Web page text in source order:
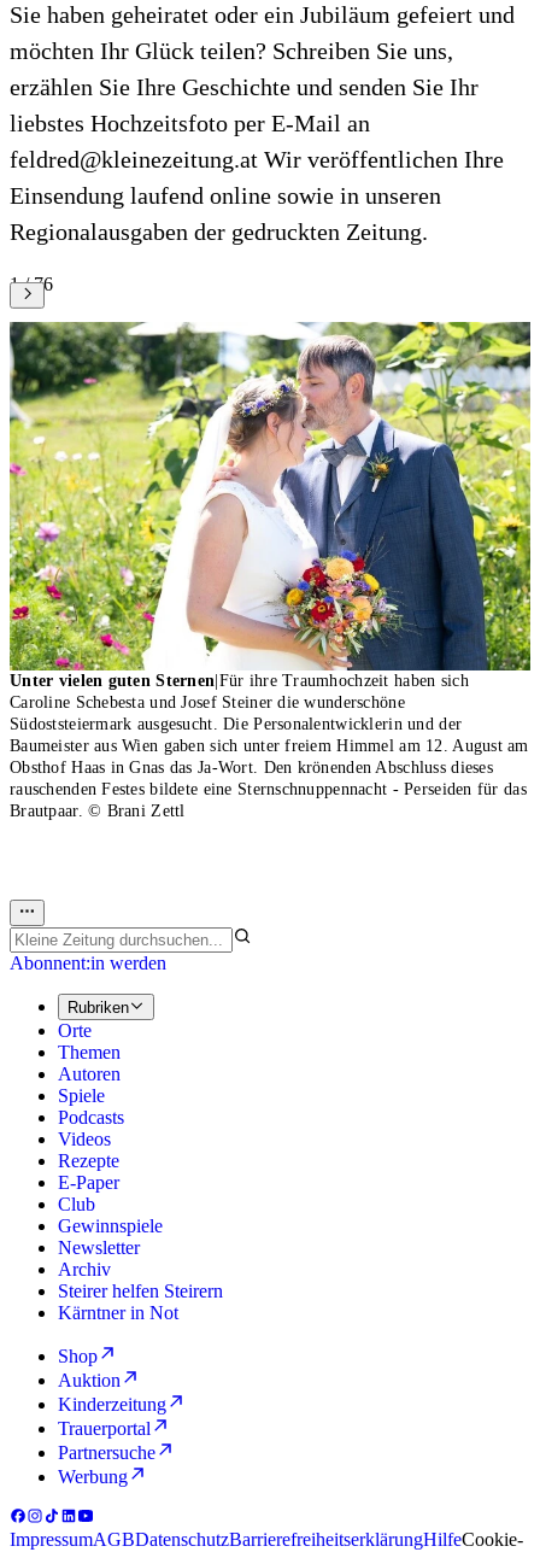
Sie haben geheiratet oder ein Jubiläum gefeiert und
möchten Ihr Glück teilen? Schreiben Sie uns,
erzählen Sie Ihre Geschichte und senden Sie Ihr
liebstes Hochzeitsfoto per E-Mail an
feldred@kleinezeitung.at Wir veröffentlichen Ihre
Einsendung laufend online sowie in unseren
Regionalausgaben der gedruckten Zeitung.
1 / 76
Unter vielen guten Sternen|Für ihre Traumhochzeit haben sich
Caroline Schebesta und Josef Steiner die wunderschöne
Südoststeiermark ausgesucht. Die Personalentwicklerin und der
Baumeister aus Wien gaben sich unter freiem Himmel am 12. August am
Obsthof Haas in Gnas das Ja-Wort. Den krönenden Abschluss dieses
rauschenden Festes bildete eine Sternschnuppennacht - Perseiden für das
Brautpaar. © Brani Zettl
Abonnent:in werden
Rubriken
Orte
Themen
Autoren
Spiele
Podcasts
Videos
Rezepte
E-Paper
Club
Gewinnspiele
Newsletter
Archiv
Steirer helfen Steirern
Kärntner in Not
Shop
Auktion
Kinderzeitung
Trauerportal
Partnersuche
Werbung
ImpressumAGBDatenschutzBarrierefreiheitserklärungHilfeCookie-